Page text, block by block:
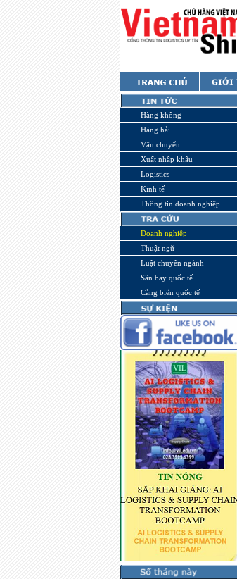
Hàng không
Hàng hải
Vận chuyển
Xuất nhập khẩu
Logistics
Kinh tế
Thông tin doanh nghiệp
Doanh nghiệp
Thuật ngữ
Luật chuyên ngành
Sân bay quốc tế
Cảng biển quốc tế